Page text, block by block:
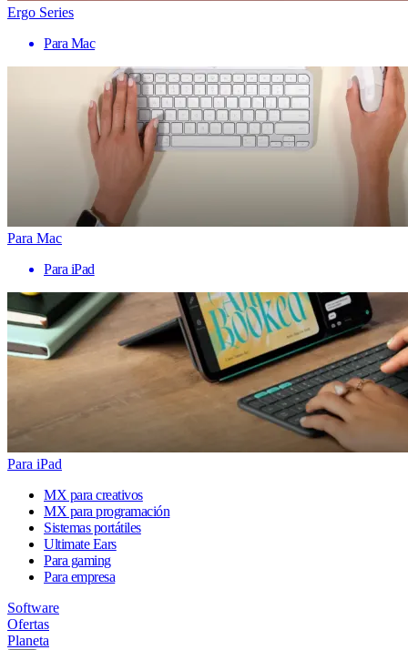
Ergo Series
Para Mac
Para Mac
Para iPad
Para iPad
MX para creativos
MX para programación
Sistemas portátiles
Ultimate Ears
Para gaming
Para empresa
Software
Ofertas
Planeta